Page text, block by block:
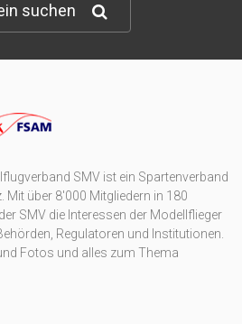
suchen
SMV ist ein Spartenverband
Mit über 8'000 Mitgliedern in 180
SMV die Interessen der Modellflieger
Regulatoren und Institutionen.
Fotos und alles zum Thema